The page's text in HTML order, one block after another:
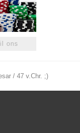
ons
/ 47 v.Chr. ;)